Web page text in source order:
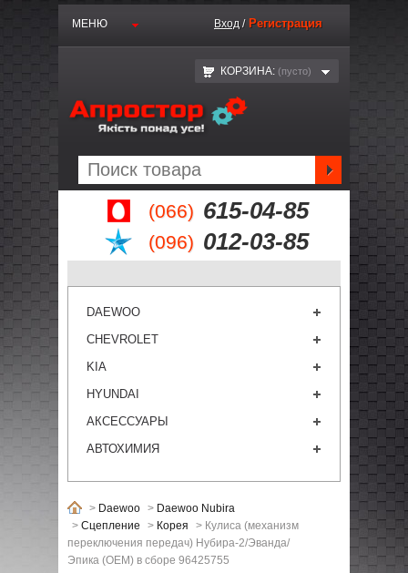
(066) 615-04-85
(096) 012-03-85
МЕНЮ Вход / Регистрация
КОРЗИНА: (пустo)
DAEWOO
CHEVROLET
KIA
HYUNDAI
АКСЕССУАРЫ
АВТОХИМИЯ
> Daewoo > Daewoo Nubira
> Сцепление > Корея > Кулиса (механизм
переключения передач) Нубира-2/Эванда/
Эпика (ОЕМ) в сборе 96425755